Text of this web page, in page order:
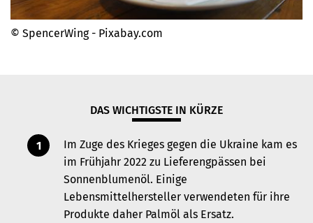
© SpencerWing - Pixabay.com
DAS WICHTIGSTE IN KÜRZE
Im Zuge des Krieges gegen die Ukraine kam es
im Frühjahr 2022 zu Lieferengpässen bei
Sonnenblumenöl. Einige
Lebensmittelhersteller verwendeten für ihre
Produkte daher Palmöl als Ersatz.